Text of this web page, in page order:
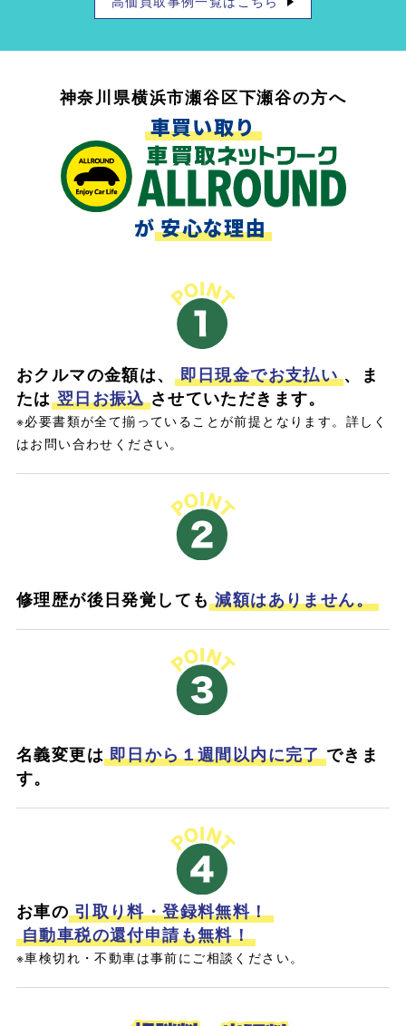
神奈川県横浜市瀬谷区下瀬谷の方へ
車買い取り
が安心な理由
おクルマの金額は、 即日現金でお支払い 、ま
たは 翌日お振込 させていただきます。
※必要書類が全て揃っていることが前提となります。詳しく
はお問い合わせください。
修理歴が後日発覚しても 減額はありません。
名義変更は 即日から１週間以内に完了 できま
す。
お車の 引取り料・登録料無料！
自動車税の還付申請も無料！
※車検切れ・不動車は事前にご相談ください。